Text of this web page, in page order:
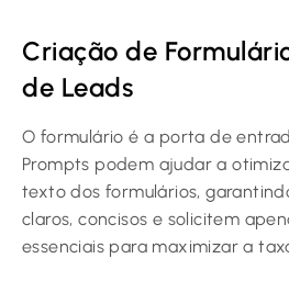
Criação de
de Leads
O formulário é a porta de
Prompts podem ajudar a
texto dos formulários,
claros, concisos e solicitem
essenciais para maximizar a